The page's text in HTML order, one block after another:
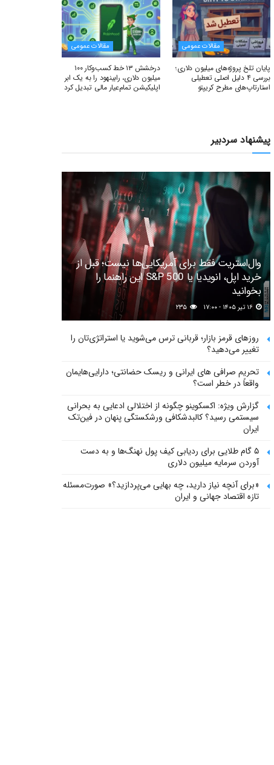
مقالات عمومی
پایان تلخ پروژه‌های میلیون دلاری؛
بررسی ۴ دلیل اصلی تعطیلی
استارتاپ‌های مطرح کریپتو
مقالات عمومی
درخشش ۱۳ خط کسب‌وکار ۱۰۰
میلیون دلاری، رابینهود را به یک ابر
اپلیکیشن تمام‌عیار مالی تبدیل کرد
پیشنهاد سردبیر
وال‌استریت فقط برای آمریکایی‌ها نیست؛ قبل از
خرید اپل، انویدیا یا S&P 500 این راهنما را
بخوانید
روزهای قرمز بازار؛ قربانی ترس می‌شوید یا استراتژی‌تان را
تغییر می‌دهید؟
تحریم صرافی های ایرانی و ریسک حضانتی؛ دارایی‌هایمان
واقعاً در خطر است؟
گزارش ویژه: اکسکوینو چگونه از اختلالی ادعایی به بحرانی
سیستمی رسید؟ کالبدشکافی ورشکستگی پنهان در فین‌تک
ایران
۵ گام طلایی برای ردیابی کیف پول‌ نهنگ‌ها و به دست
آوردن سرمایه میلیون دلاری
«برای آنچه نیاز دارید، چه بهایی می‌پردازید؟» صورت‌مسئله
تازه اقتصاد جهانی و ایران